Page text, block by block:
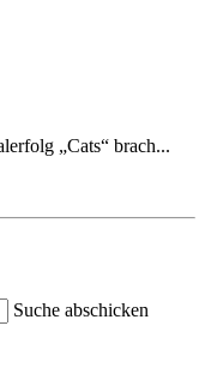
„Cats“ brach...
Suche abschicken